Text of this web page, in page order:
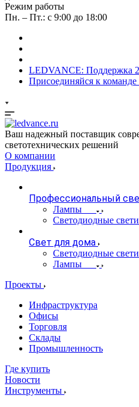
Режим работы
Пн. – Пт.: с 9:00 до 18:00
LEDVANCE: Поддержка
Присоединяйся к
Ваш надежный поставщик
светотехнических решений
О компании
Продукция
Профессиональный
Лампы
Светодиодные
Свет для дома
Светодиодные
Лампы
Проекты
Инфраструктура
Офисы
Торговля
Склады
Промышленность
Где купить
Новости
Инструменты